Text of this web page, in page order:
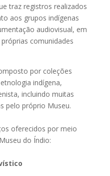
traz registros realizados
aos grupos indígenas
audiovisual, em
comunidades
por coleções
indígena,
incluindo muitas
pelo próprio Museu.
oferecidos por meio
do Índio: